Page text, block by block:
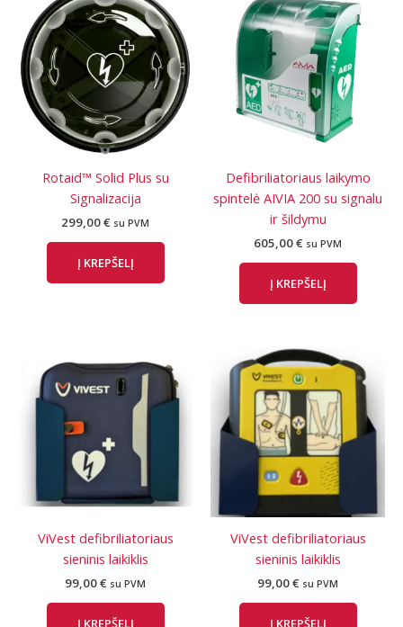
Rotaid™ Solid Plus su
Signalizacija
299,00€ su PVM
Į KREPŠELĮ
Defibriliatoriaus laikymo
spintelė AIVIA 200 su signalu
ir šildymu
605,00€ su PVM
Į KREPŠELĮ
ViVest defibriliatoriaus
sieninis laikiklis
99,00€ su PVM
Į KREPŠELĮ
ViVest defibriliatoriaus
sieninis laikiklis
99,00€ su PVM
Į KREPŠELĮ